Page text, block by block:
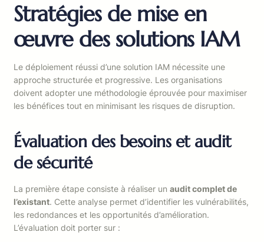
Stratégies de mise en
œuvre des solutions IAM
Le déploiement réussi d’une solution IAM nécessite une
approche structurée et progressive. Les organisations
doivent adopter une méthodologie éprouvée pour maximiser
les bénéfices tout en minimisant les risques de disruption.
Évaluation des besoins et audit
de sécurité
La première étape consiste à réaliser un audit complet de
l’existant. Cette analyse permet d’identifier les vulnérabilités,
les redondances et les opportunités d’amélioration.
L’évaluation doit porter sur :